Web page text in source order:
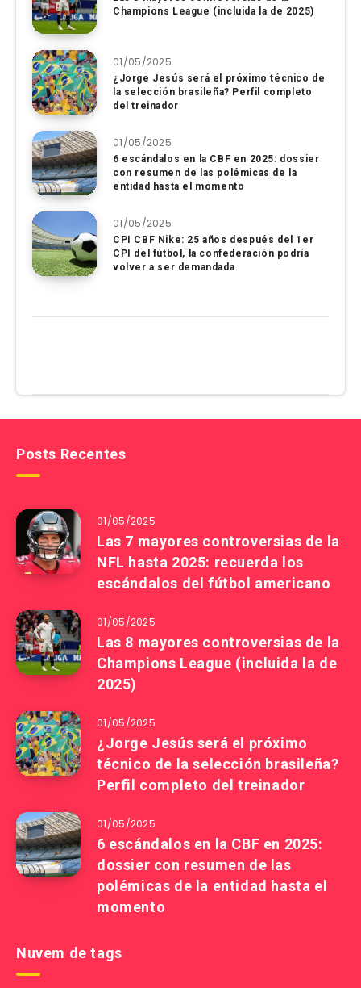
Champions League (incluida la de 2025)
01/05/2025
¿Jorge Jesús será el próximo técnico de
la selección brasileña? Perfil completo
del treinador
01/05/2025
6 escándalos en la CBF en 2025: dossier
con resumen de las polémicas de la
entidad hasta el momento
01/05/2025
CPI CBF Nike: 25 años después del 1er
CPI del fútbol, ​​la confederación podría
volver a ser demandada
Posts Recentes
01/05/2025
Las 7 mayores controversias de la
NFL hasta 2025: recuerda los
escándalos del fútbol americano
01/05/2025
Las 8 mayores controversias de la
Champions League (incluida la de
2025)
01/05/2025
¿Jorge Jesús será el próximo
técnico de la selección brasileña?
Perfil completo del treinador
01/05/2025
6 escándalos en la CBF en 2025:
dossier con resumen de las
polémicas de la entidad hasta el
momento
Nuvem de tags